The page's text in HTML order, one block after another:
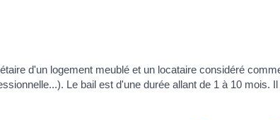
d'un logement meublé et un locataire considéré
Le bail est d'une durée allant de 1 à 10 mois. Il